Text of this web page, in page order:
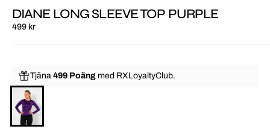
DIANE LONG SLEEVE TOP PURPLE
499 kr
Tjäna 499 Poäng med RXLoyaltyClub.